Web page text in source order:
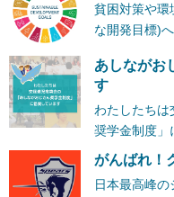
貧困対策や環
な開発目標)
あしながお
す
わたしたちは
奨学金制度」
がんばれ！
日本最高峰